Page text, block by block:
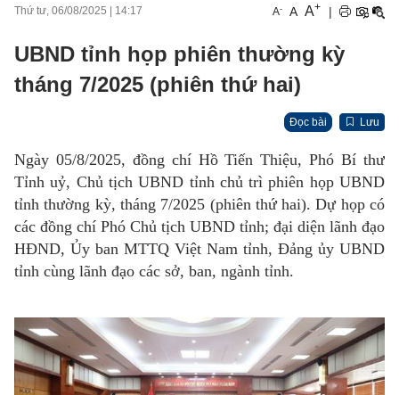
Thứ tư, 06/08/2025 14:17 A- A A+ |
UBND tỉnh họp phiên thường kỳ
tháng 7/2025 (phiên thứ hai)
Đọc bài Lưu
Ngày 05/8/2025, đồng chí Hồ Tiến Thiệu, Phó Bí thư
Tỉnh uỷ, Chủ tịch UBND tỉnh chủ trì phiên họp UBND
tỉnh thường kỳ, tháng 7/2025 (phiên thứ hai). Dự họp có
các đồng chí Phó Chủ tịch UBND tỉnh; đại diện lãnh đạo
HĐND, Ủy ban MTTQ Việt Nam tỉnh, Đảng ủy UBND
tỉnh cùng lãnh đạo các sở, ban, ngành tỉnh.